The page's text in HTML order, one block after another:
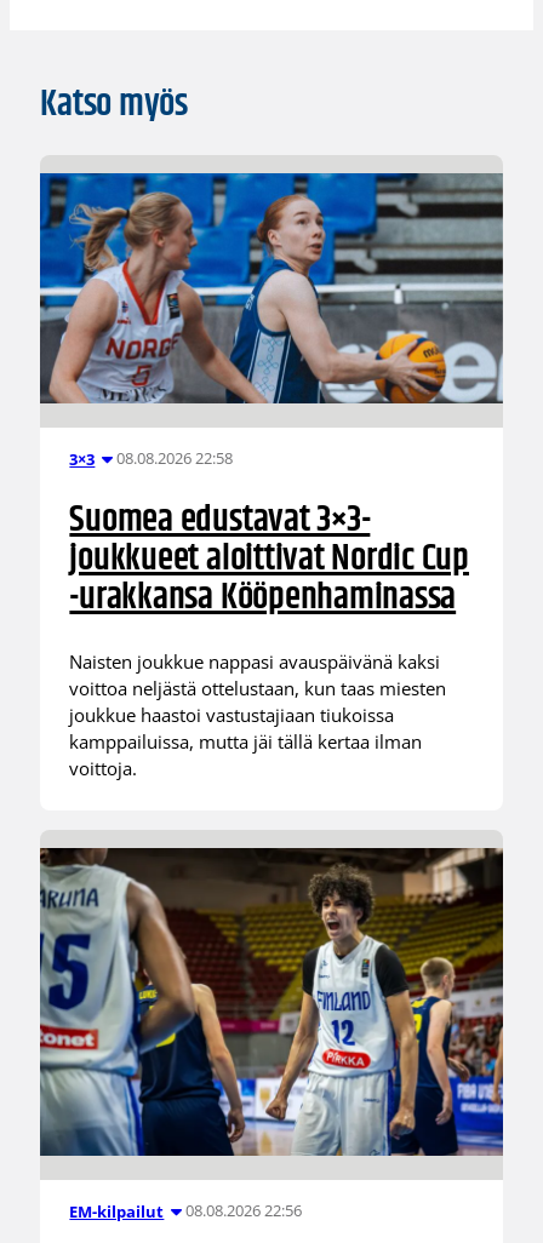
Katso myös
3×3 08.08.2026 22:58
Suomea edustavat 3×3-
joukkueet aloittivat Nordic Cup
-urakkansa Kööpenhaminassa
Naisten joukkue nappasi avauspäivänä kaksi
voittoa neljästä ottelustaan, kun taas miesten
joukkue haastoi vastustajiaan tiukoissa
kamppailuissa, mutta jäi tällä kertaa ilman
voittoja.
EM-kilpailut 08.08.2026 22:56